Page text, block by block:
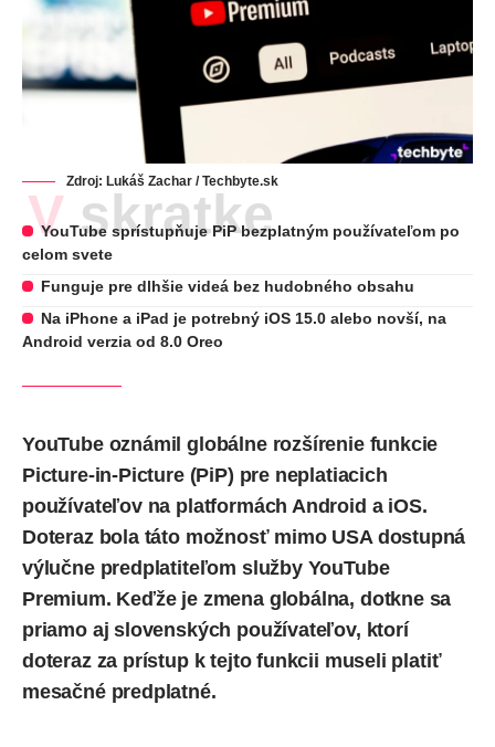
Zdroj: Lukáš Zachar / Techbyte.sk
V skratke
YouTube sprístupňuje PiP bezplatným používateľom po
celom svete
Funguje pre dlhšie videá bez hudobného obsahu
Na iPhone a iPad je potrebný iOS 15.0 alebo novší, na
Android verzia od 8.0 Oreo
YouTube oznámil globálne rozšírenie funkcie
Picture-in-Picture (PiP) pre neplatiacich
používateľov na platformách Android a iOS.
Doteraz bola táto možnosť mimo USA dostupná
výlučne predplatiteľom služby YouTube
Premium. Keďže je zmena globálna, dotkne sa
priamo aj slovenských používateľov, ktorí
doteraz za prístup k tejto funkcii museli platiť
mesačné predplatné.